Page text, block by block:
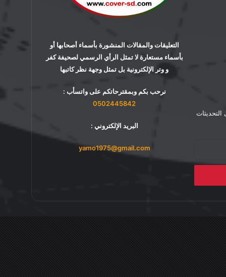
التعليقات والمقالات المنشورة بأسماء أصحابها أو
بأسماء مستعارة لا تمثل الرأي الرسمي لصحيفة كفر
و وتر الإلكترونية بل تمثل وجهة نظر كاتبها
نرحب بكم وبمقترحاتكم على واتسأب :
0502445842
البريد الإلكتروني :
yamo1975@gmail.com